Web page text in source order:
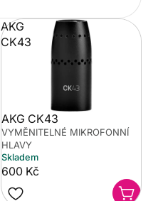
AKG
CK43
AKG CK43
VYMĚNITELNÉ MIKROFONNÍ
HLAVY
Skladem
600 Kč